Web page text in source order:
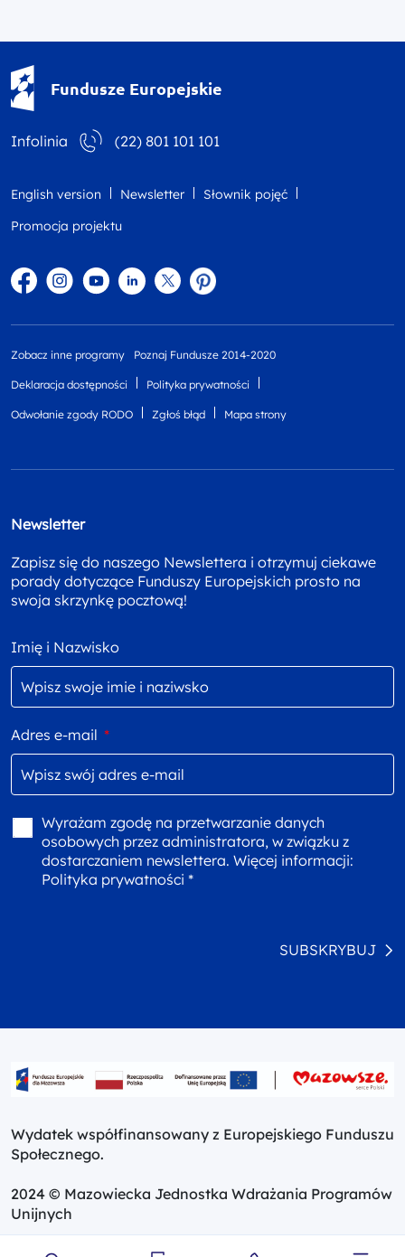
Fundusze Europejskie
Infolinia (22) 801 101 101
English version Newsletter
Słownik pojęć
Promocja projektu
FacebookInstagram
YouTubeLinkedintwitterPinterest
Zobacz inne programy Poznaj Fundusze 2014-2020
Deklaracja dostępności Polityka prywatności
Odwołanie zgody RODO Zgłoś błąd Mapa strony
Newsletter
Zapisz się do naszego Newslettera i otrzymuj ciekawe
porady dotyczące Funduszy Europejskich prosto na
swoja skrzynkę pocztową!
Imię i Nazwisko
Adres e-mail *
Wyrażam zgodę na przetwarzanie danych
osobowych przez administratora, w związku z
dostarczaniem newslettera. Więcej informacji:
Polityka prywatności *
SUBSKRYBUJ
Wydatek współfinansowany z Europejskiego Funduszu
Społecznego.
2024 © Mazowiecka Jednostka Wdrażania Programów
Unijnych